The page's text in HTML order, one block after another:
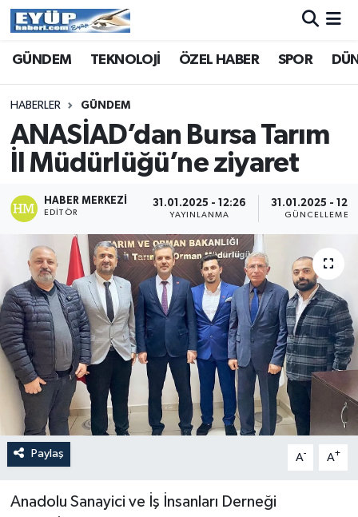
GÜNDEM TEKNOLOJİ ÖZEL HABER SPOR
HABERLER GÜNDEM
ANASİAD’dan Bursa Tarım
İl Müdürlüğü’ne ziyaret
HABER MERKEZI
EDITÖR
31.01.2025 - 12:26
YAYINLANMA
31.01.2025 -
GÜNCELLEME
Paylaş A- A+
Anadolu Sanayici ve İş İnsanları Derneği